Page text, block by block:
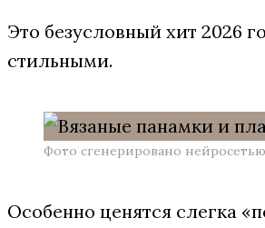
Это безусловный хит 2026
стильными.
Фото сгенерировано нейросетью
Особенно ценятся слегка